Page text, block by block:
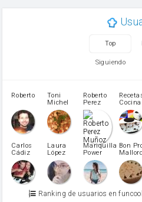
Opcional: Azúcar avainillado
patatas
pimiento rojo
Pimentón
pimiento verde
miel
vino blanco
Azúcar glass
Azúcar moreno
Zumo de limón
Top
Siguiendo
Roberto
Toni
Michel
Caubet
Roberto
Perez
Muñoz
Cocina
Carlos
Cádiz
Laura
López
Martínez
Mariquilla
Power
Bon
Ranking de usuarios en